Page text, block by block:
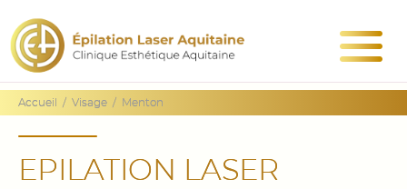
Accueil / Visage / Menton
EPILATION LASER